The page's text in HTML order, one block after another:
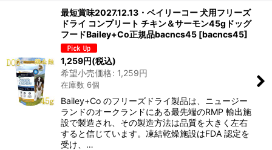
最短賞味2027.12.13・ベイリーコー 犬用フリーズ
ドライ コンプリート チキン＆サーモン45gドッグ
フードBailey+Co正規品bacncs45 [bacncs45]
1,259円(税込)
希望小売価格: 1,259円
在庫数 6個
Bailey+Co のフリーズドライ製品は、ニュージー
ランドのオークランドにある最先端のRMP 輸出施
設で製造され、その製造方法は品質を大きく左右
すると信じています。凍結乾燥施設はFDA 認定を
受け、…